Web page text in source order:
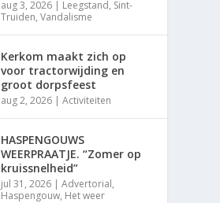
aug 3, 2026 | Leegstand, Sint-
Truiden,Vandalisme
Kerkom maakt zich op
voor tractorwijding en
groot dorpsfeest
aug 2, 2026 |Activiteiten
HASPENGOUWS
WEERPRAATJE. “Zomer op
kruissnelheid”
jul 31, 2026 |Advertorial,
Haspengouw, Het weer